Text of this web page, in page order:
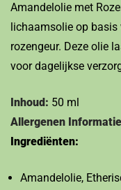
Amandelolie met
lichaamsolie op
rozengeur. Deze olie
voor dagelijkse
Inhoud: 50 ml
Allergenen
Ingrediënten:
Amandelolie,